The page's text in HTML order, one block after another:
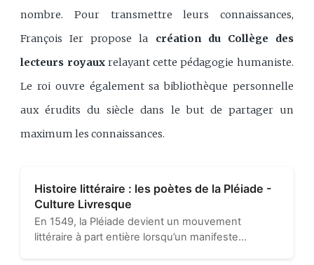
nombre. Pour transmettre leurs connaissances,
François Ier propose la création du Collège des
lecteurs royauxrelayant cette pédagogie humaniste.
Le roi ouvre également sa bibliothèque personnelle
aux érudits du siècle dans le but de partager un
maximum les connaissances.
Histoire littéraire : les poètes de la Pléiade -
Culture Livresque
En 1549, la Pléiade devient un mouvement
littéraire à part entière lorsqu’un manifeste